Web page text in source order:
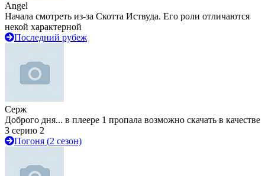
Angel
Начала смотреть из-за Скотта Иствуда. Его роли отличаются
некой характерной
Последний рубеж
Серж
Доброго дня... в плеере 1 пропала возможно скачать в качестве
3 серию 2
Погоня (2 сезон)